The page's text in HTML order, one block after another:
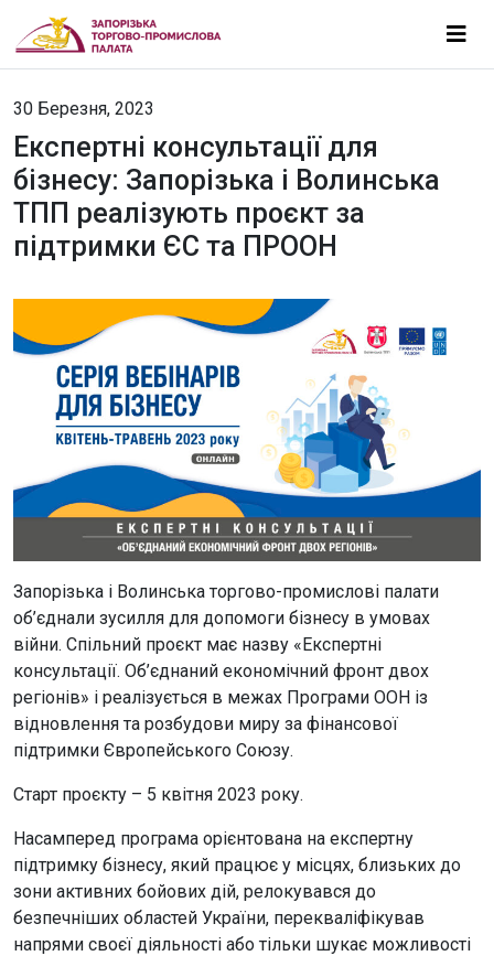
30 Березня, 2023
Експертні консультації для
бізнесу: Запорізька і Волинська
ТПП реалізують проєкт за
підтримки ЄС та ПРООН
Запорізька і Волинська торгово-промислові палати
об’єднали зусилля для допомоги бізнесу в умовах
війни. Спільний проєкт має назву «Експертні
консультації. Об’єднаний економічний фронт двох
регіонів» і реалізується в межах Програми ООН із
відновлення та розбудови миру за фінансової
підтримки Європейського Союзу.
Старт проєкту – 5 квітня 2023 року.
Насамперед програма орієнтована на експертну
підтримку бізнесу, який працює у місцях, близьких до
зони активних бойових дій, релокувався до
безпечніших областей України, перекваліфікував
напрями своєї діяльності або тільки шукає можливості